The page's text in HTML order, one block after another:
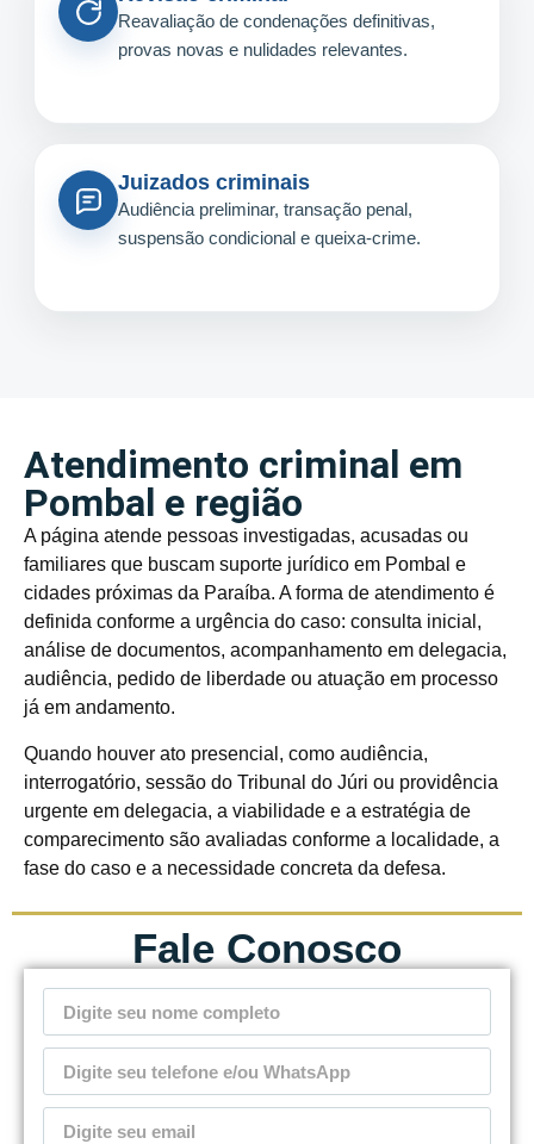
Reavaliação de condenações definitivas,
provas novas e nulidades relevantes.
Juizados criminais
Audiência preliminar, transação penal,
suspensão condicional e queixa-crime.
Atendimento criminal em
Pombal e região
A página atende pessoas investigadas, acusadas ou
familiares que buscam suporte jurídico em Pombal e
cidades próximas da Paraíba. A forma de atendimento é
definida conforme a urgência do caso: consulta inicial,
análise de documentos, acompanhamento em delegacia,
audiência, pedido de liberdade ou atuação em processo
já em andamento.
Quando houver ato presencial, como audiência,
interrogatório, sessão do Tribunal do Júri ou providência
urgente em delegacia, a viabilidade e a estratégia de
comparecimento são avaliadas conforme a localidade, a
fase do caso e a necessidade concreta da defesa.
Fale Conosco